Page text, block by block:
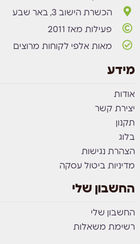
הכשרת הישוב 3, באר שבע
פעילות מאז 2011
מאות אלפי לקוחות מרוצים
מידע
אודות
יצירת קשר
תקנון
בלוג
הצהרת נגישות
מדיניות ביטול עסקה
החשבון שלי
החשבון שלי
רשימת משאלות